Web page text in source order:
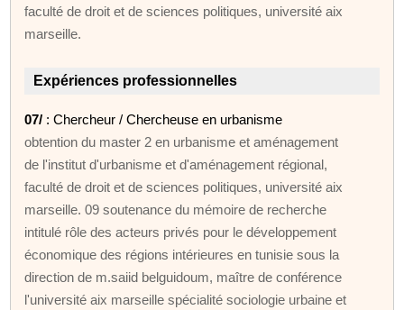
faculté de droit et de sciences politiques, université aix
marseille.
Expériences professionnelles
07/ : Chercheur / Chercheuse en urbanisme
obtention du master 2 en urbanisme et aménagement
de l'institut d'urbanisme et d'aménagement régional,
faculté de droit et de sciences politiques, université aix
marseille. 09 soutenance du mémoire de recherche
intitulé rôle des acteurs privés pour le développement
économique des régions intérieures en tunisie sous la
direction de m.saiid belguidoum, maître de conférence
l'université aix marseille spécialité sociologie urbaine et